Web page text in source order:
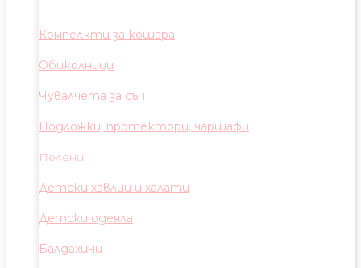
Компелкти за кошара
Обиколници
Чувалчета за сън
Подложки, протектори, чаршафи
Пелени
Детски хавлии и халати
Детски одеяла
Балдахини